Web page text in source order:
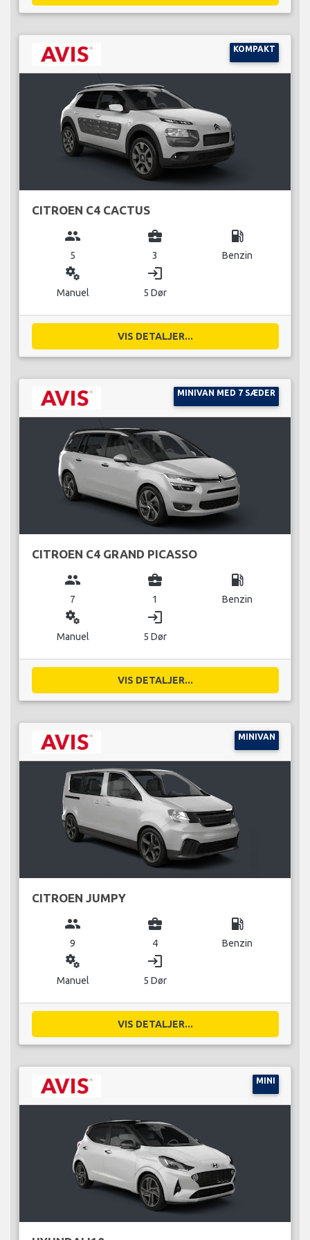
KOMPAKT
CITROEN C4 CACTUS
group
5
business_center
3
local_gas_station
Benzin
miscellaneous_services
Manuel
login
5 Dør
VIS DETALJER...
MINIVAN MED 7 SÆDER
CITROEN C4 GRAND PICASSO
group
7
business_center
1
local_gas_station
Benzin
miscellaneous_services
Manuel
login
5 Dør
VIS DETALJER...
MINIVAN
CITROEN JUMPY
group
9
business_center
4
local_gas_station
Benzin
miscellaneous_services
Manuel
login
5 Dør
VIS DETALJER...
MINI